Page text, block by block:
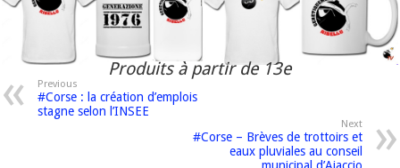
Produits à partir de 13e
Previous
#Corse : la création d’emplois
stagne selon l’INSEE
Next
#Corse – Brèves de trottoirs et
eaux pluviales au conseil
municipal d’Ajaccio